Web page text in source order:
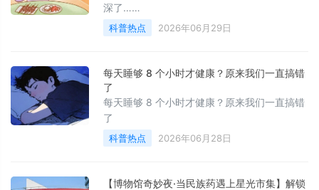
深了……
科普热点 2026年06月29日
每天睡够 8 个小时才健康？原来我们一直搞错
了
每天睡够 8 个小时才健康？原来我们一直搞错
了
科普热点 2026年06月28日
【博物馆奇妙夜·当民族药遇上星光市集】解锁